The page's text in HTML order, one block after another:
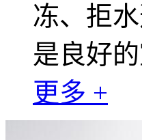
冻、拒
是良好
更多 +